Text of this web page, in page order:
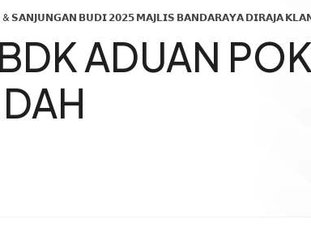
𝗕𝗨𝗗𝗜 𝟮𝟬𝟮𝟱 𝗠𝗔𝗝𝗟𝗜𝗦 𝗕𝗔𝗡𝗗𝗔𝗥𝗔𝗬𝗔 𝗗𝗜𝗥𝗔𝗝𝗔
ADUAN